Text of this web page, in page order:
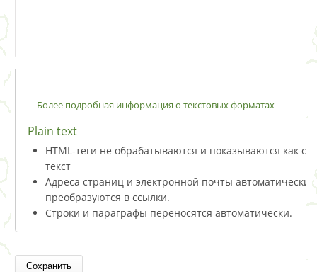
Более подробная информация о текстовых форматах
Plain text
HTML-теги не обрабатываются и показываются как
текст
Адреса страниц и электронной почты автоматически
преобразуются в ссылки.
Строки и параграфы переносятся автоматически.